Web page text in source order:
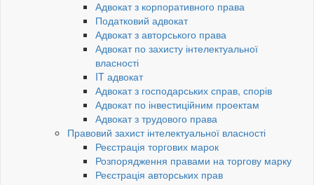
Адвокат з корпоративного права
Податковий адвокат
Адвокат з авторського права
Адвокат по захисту інтелектуальної
власності
IT адвокат
Адвокат з господарських справ, спорів
Адвокат по інвестиційним проектам
Адвокат з трудового права
Правовий захист інтелектуальної власності
Реєстрація торгових марок
Розпорядження правами на торгову марку
Реєстрація авторських прав